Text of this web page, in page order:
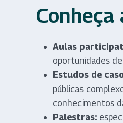
Aulas
oportunidades
Estudos de
públicas
conhecimentos
Palestras: